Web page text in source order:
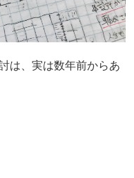
は、実は数年前からあ